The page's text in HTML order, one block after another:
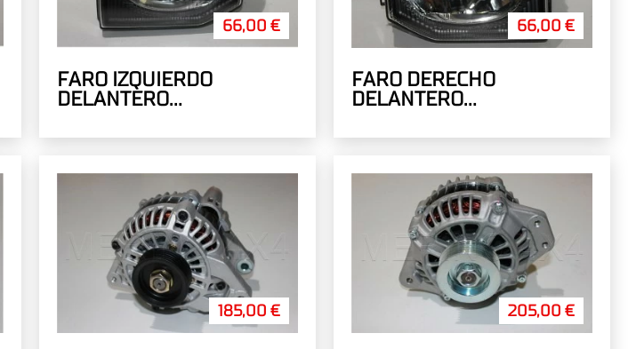
66,00 €
FARO IZQUIERDO
DELANTERO
66,00 €
FARO DERECHO
DELANTERO
185,00 € 205,00 €